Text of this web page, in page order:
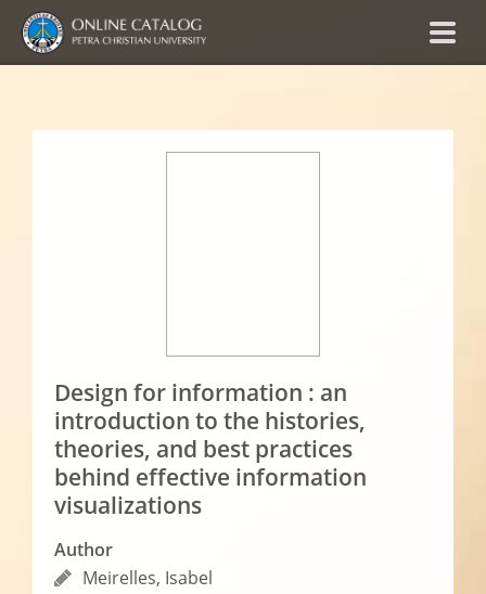
Design for information : an
introduction to the histories,
theories, and best practices
behind effective information
visualizations
Author
Meirelles, Isabel